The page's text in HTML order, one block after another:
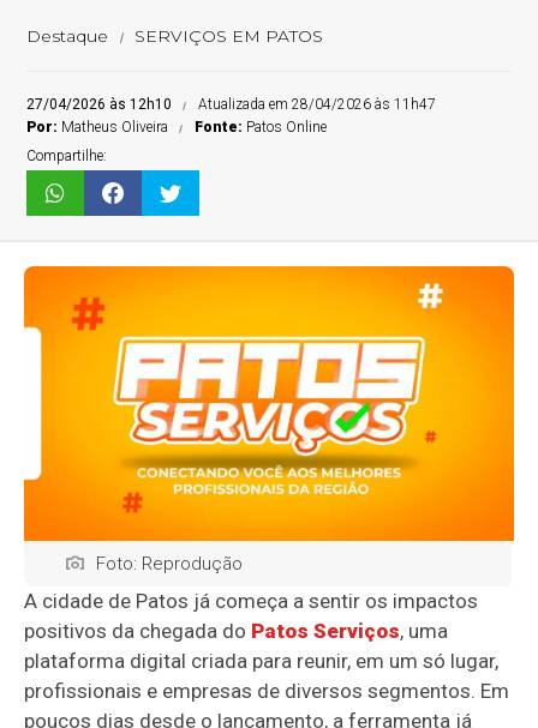
Destaque SERVIÇOS EM PATOS
27/04/2026 às 12h10
Atualizada em 28/04/2026 às 11h47
Por: Matheus Oliveira Fonte: Patos Online
Compartilhe:
Foto: Reprodução
A cidade de Patos já começa a sentir os impactos
positivos da chegada do Patos Serviços, uma
plataforma digital criada para reunir, em um só lugar,
profissionais e empresas de diversos segmentos. Em
poucos dias desde o lançamento, a ferramenta já